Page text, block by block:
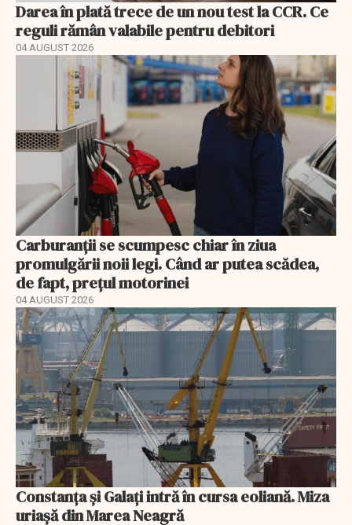
Darea în plată trece de un nou test la CCR. Ce
reguli rămân valabile pentru debitori
04 AUGUST 2026
Carburanții se scumpesc chiar în ziua
promulgării noii legi. Când ar putea scădea,
de fapt, prețul motorinei
04 AUGUST 2026
Constanța și Galați intră în cursa eoliană. Miza
uriașă din Marea Neagră